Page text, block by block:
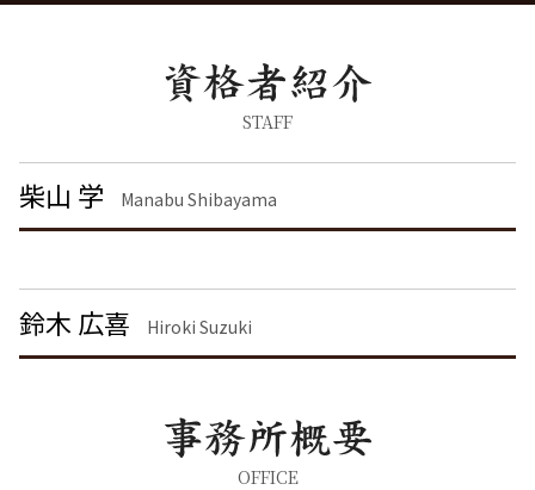
離婚 慰謝料なし
面会交流権
離婚 精神的苦痛 慰謝料相場
暴行罪 慰謝料
暴行罪 構成要件
詐欺罪 種類
痴漢 逮捕
脅迫罪 慰謝料
痴漢 逮捕 弁護士
企業法務 渋谷区 弁護士
刑事事件 東京都 弁護士
離婚 千葉県 弁護士
刑事事件 神奈川県 弁護士
債権回収 大田区 弁護士
債権回収 神奈川県 弁護士
労働問題 大田区 弁護士
不動産トラブル 神奈川県 弁護士
労働問題 千葉県 弁護士
不動産トラブル 東京都 弁護士
企業法務 港区 弁護士
労働問題 茨城県 弁護士
STAFF
柴山 学 Manabu Shibayama
鈴木 広喜 Hiroki Suzuki
OFFICE